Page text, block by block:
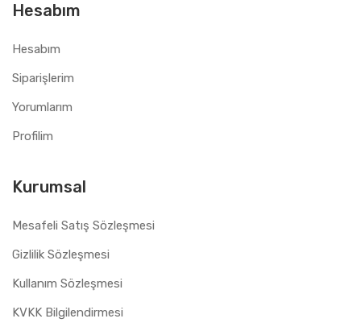
Hesabım
Hesabım
Siparişlerim
Yorumlarım
Profilim
Kurumsal
Mesafeli Satış Sözleşmesi
Gizlilik Sözleşmesi
Kullanım Sözleşmesi
KVKK Bilgilendirmesi